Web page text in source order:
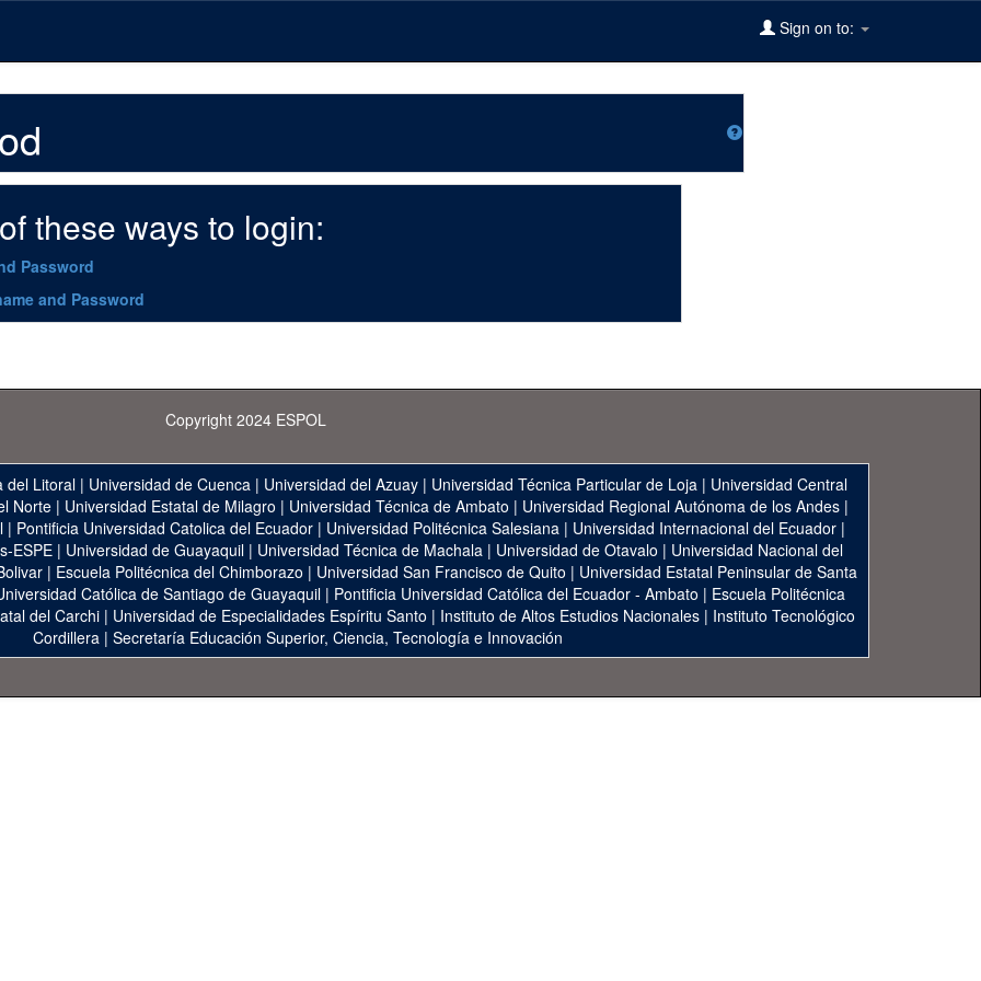
Sign on to:
these ways to login:
Password
and Password
Copyright 2024 ESPOL
del Litoral | Universidad de Cuenca | Universidad del Azuay | Universidad Técnica Particular de Loja | Universidad Central
Norte| Universidad Estatal de Milagro | Universidad Técnica de Ambato | Universidad Regional Autónoma de los Andes|
| Pontificia Universidad Catolica del Ecuador| Universidad Politécnica Salesiana| Universidad Internacional del Ecuador|
ESPE | Universidad de Guayaquil | Universidad Técnica de Machala | Universidad de Otavalo | Universidad Nacional del
| Escuela Politécnica del Chimborazo | Universidad San Francisco de Quito | Universidad Estatal Peninsular de Santa
Católica de Santiago de Guayaquil | Pontificia Universidad Católica del Ecuador - Ambato | Escuela Politécnica
del Carchi | Universidad de Especialidades Espíritu Santo | Instituto de Altos Estudios Nacionales | Instituto Tecnológico
Cordillera| Secretaría Educación Superior, Ciencia, Tecnología e Innovación